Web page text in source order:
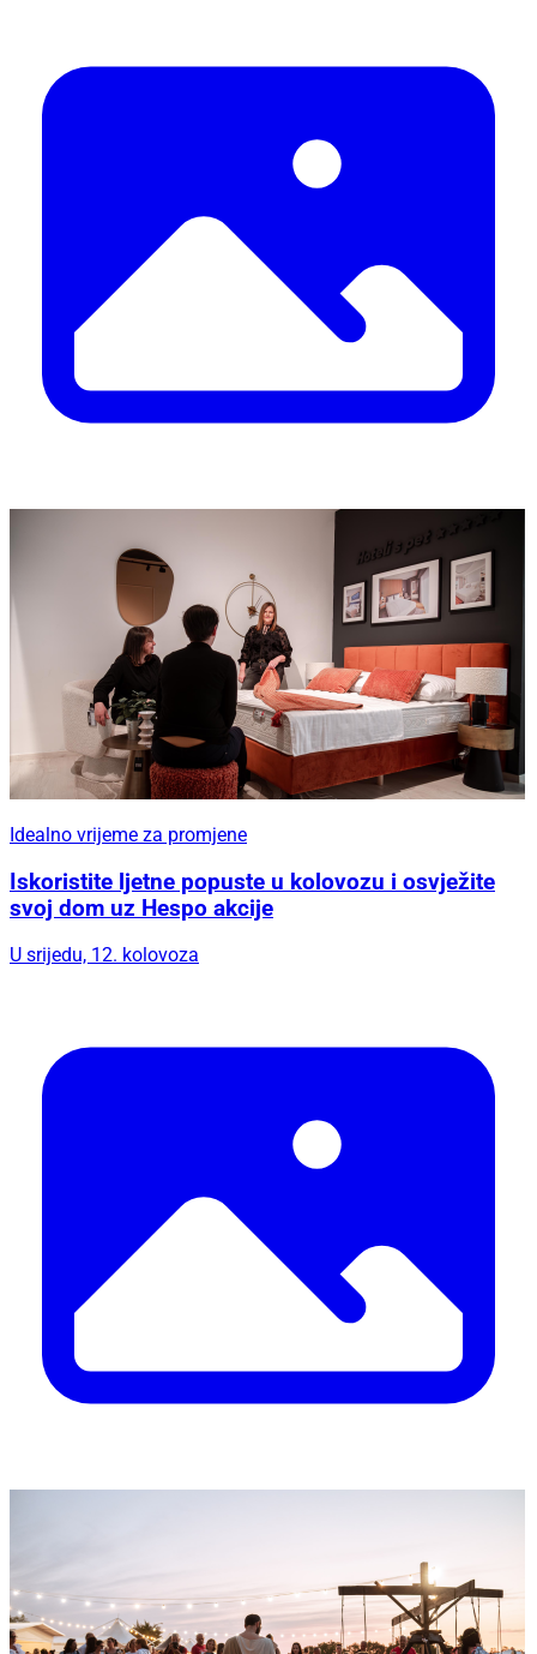
Idealno vrijeme za promjene
Iskoristite ljetne popuste u kolovozu i osvježite
svoj dom uz Hespo akcije
U srijedu, 12. kolovoza